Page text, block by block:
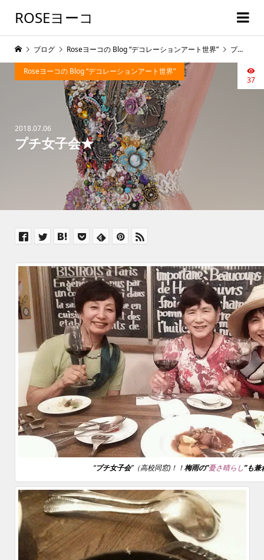
ROSEヨーコ
2018.07.06
プチ女子会★
Roseヨーコの Blog “デコレーションアート世界”
37
ブログ Roseヨーコの Blog “デコレーションアート世界” プチ女子会★
“プチ女子会”（高校同窓)！！梅雨の”憂さ晴らし”も兼